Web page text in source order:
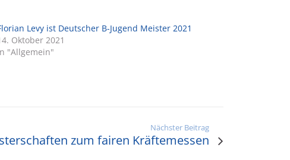
Levy ist Deutscher B-Jugend Meister 2021
Oktober 2021
"Allgemein"
Nächster Beitrag
zum fairen Kräftemessen